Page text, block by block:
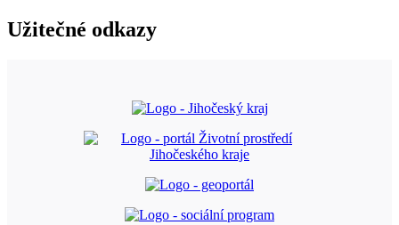
Užitečné odkazy